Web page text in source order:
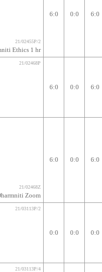
21/02455P/2
6:0 0:0 6:0
21/02468P
6:0 0:0 6:0
21/02468Z
6:0 0:0 6:0
21/03113P/2
0:0 0:0 0:0
21/03113P/4